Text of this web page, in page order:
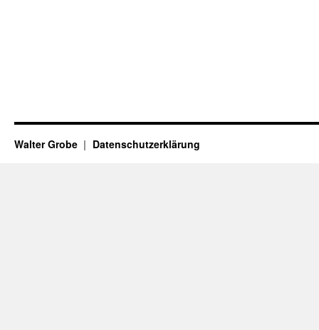
Walter Grobe Datenschutzerklärung